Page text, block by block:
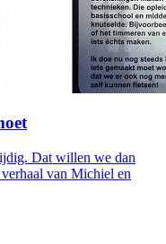
Dat willen we dan
van Michiel en